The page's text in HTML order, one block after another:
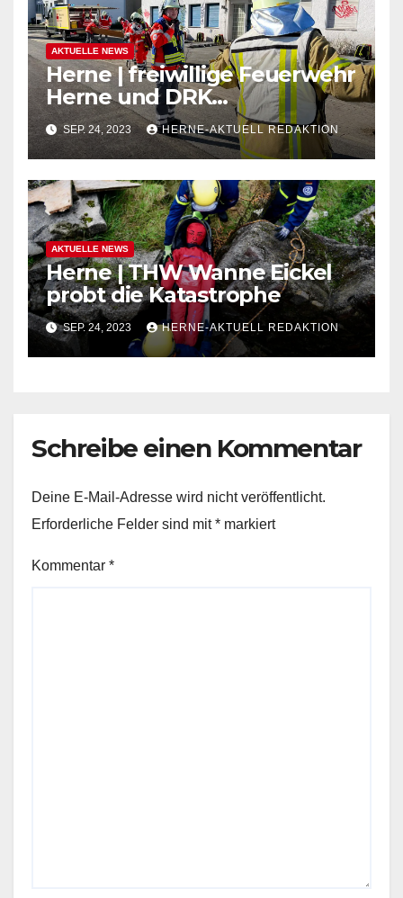
AKTUELLE NEWS
Herne | freiwillige Feuerwehr
Herne und DRK
Wattenscheid üben für den
Notfall
SEP. 24, 2023 HERNE-AKTUELL REDAKTION
AKTUELLE NEWS
Herne | THW Wanne Eickel
probt die Katastrophe
SEP. 24, 2023 HERNE-AKTUELL REDAKTION
Schreibe einen Kommentar
Deine E-Mail-Adresse wird nicht veröffentlicht.
Erforderliche Felder sind mit* markiert
Kommentar *